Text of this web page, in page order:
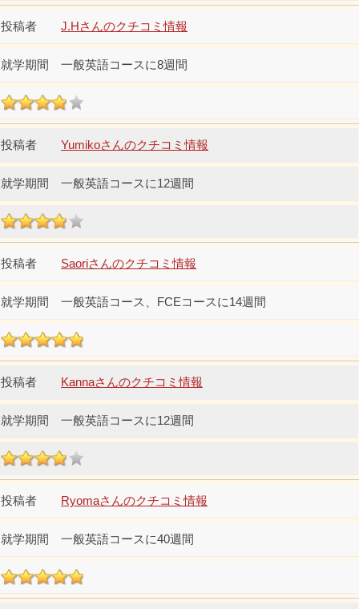
J.Hさんのクチコミ情報
一般英語コースに8週間
Yumikoさんのクチコミ情報
一般英語コースに12週間
Saoriさんのクチコミ情報
一般英語コース、FCEコースに14週間
Kannaさんのクチコミ情報
一般英語コースに12週間
Ryomaさんのクチコミ情報
一般英語コースに40週間